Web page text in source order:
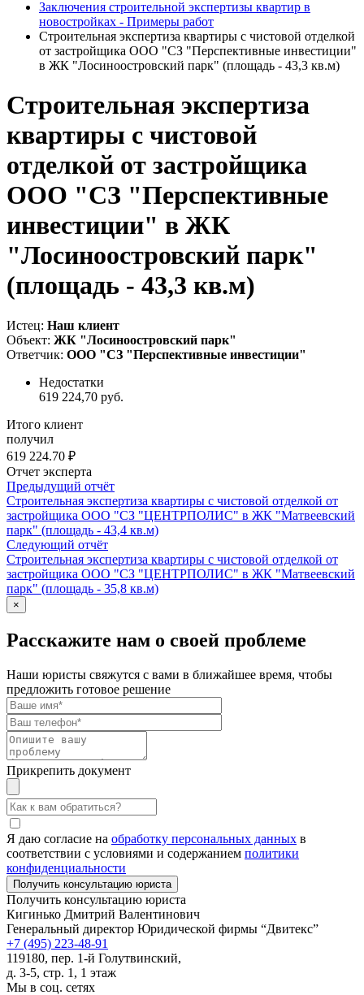
Заключения строительной экспертизы квартир в
новостройках - Примеры работ
Строительная экспертиза квартиры с чистовой отделкой
от застройщика ООО "СЗ "Перспективные инвестиции"
в ЖК "Лосиноостровский парк" (площадь - 43,3 кв.м)
Строительная экспертиза
квартиры с чистовой
отделкой от застройщика
ООО "СЗ "Перспективные
инвестиции" в ЖК
"Лосиноостровский парк"
(площадь - 43,3 кв.м)
Истец: Наш клиент
Объект: ЖК "Лосиноостровский парк"
Ответчик: ООО "СЗ "Перспективные инвестиции"
Недостатки
619 224,70 руб.
Итого клиент
получил
619 224.70 ₽
Отчет эксперта
Предыдущий отчёт
Строительная экспертиза квартиры с чистовой отделкой от
застройщика ООО "СЗ "ЦЕНТРПОЛИС" в ЖК "Матвеевский
парк" (площадь - 43,4 кв.м)
Следующий отчёт
Строительная экспертиза квартиры с чистовой отделкой от
застройщика ООО "СЗ "ЦЕНТРПОЛИС" в ЖК "Матвеевский
парк" (площадь - 35,8 кв.м)
×
Расскажите нам о своей проблеме
Наши юристы свяжутся с вами в ближайшее время, чтобы
предложить готовое решение
Прикрепить документ
Я даю согласие на обработку персональных данных в
соответствии с условиями и содержанием политики
конфиденциальности
Получить консультацию юриста
Кигинько Дмитрий Валентинович
Генеральный директор Юридической фирмы “Двитекс”
+7 (495) 223-48-91
119180, пер. 1-й Голутвинский,
д. 3-5, стр. 1, 1 этаж
Мы в соц. сетях